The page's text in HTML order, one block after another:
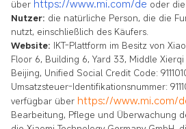
über https://www.mi.com/de oder
Nutzer: die natürliche Person, die die
nutzt, einschließlich des Käufers.
Website: IKT-Plattform im Besitz von
Floor 6, Building 6, Yard 33, Middle
Beijing, Unified Social Credit Code:
Umsatzsteuer-Identifikationsnummer:
verfügbar über https://www.mi.com/
Bearbeitung, Pflege und Überwachung